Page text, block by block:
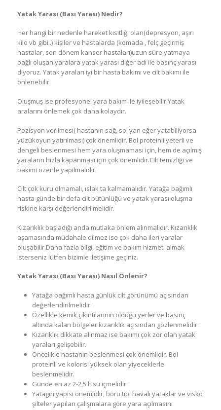
Yatak Yarası (Bası Yarası) Nedir?
Her hangi bir nedenle hareket kısıtlığı olan(depresyon, aşırı
kilo vb gibi..) kişiler ve hastalarda (komada , felç geçirmiş
hastalar, son dönem kanser hastaları)uzun süre yatmaya
bağlı oluşan yaralara yatak yarası diğer adı ile basınç yarası
diyoruz. Yatak yaraları iyi bir hasta bakımı ve cilt bakımı ile
önlenebilir.
Oluşmuş ise profesyonel yara bakım ile iyileşebilir.Yatak
aralarını önlemek çok daha kolaydır.
Pozisyon verilmesi( hastanın sağ, sol yan eğer yatabiliyorsa
yüzükoyun yatırılması) çok önemlidir. Bol proteinli yeterli ve
dengeli beslenmesi hem yara oluşmaması için, hem de açılmış
yaraların hızla kapanması için çok önemlidir.Cilt temizliği ve
bakımı özenle yapılmalıdır.
Cilt çok kuru olmamalı, ıslak ta kalmamalıdır. Yatağa bağımlı
hasta günde bir defa cilt bütünlüğü ve yatak yarası oluşma
riskine karşı değerlendirilmelidir.
Kızarıklık başladığı anda mutlaka önlem alınmalıdır. Kızarıklık
aşamasında müdahale dilmez ise çok daha ileri yaralar
oluşabilir.Daha fazla bilgi, eğitim ve bakım hizmeti almak
isterseniz lütfen bizimle iletişime geçiniz.
Yatak Yarası (Bası Yarası) Nasıl Önlenir?
Yatağa bağımlı hasta günlük cilt görünümü açısından
değerlendirilmelidir.
Özellikle kemik çıkıntılarının olduğu yerler ve basınç
altında kalan bölgeler kızarıklık açısından gözlenmelidir.
Kızarıklık dikkate alınmaz ise bakımı çok zor olan yatak
yaraları gelişebilir.
Öncelikle hastanın beslenmesi çok önemlidir. Bol
proteinli ve kolorisi yüksek olan yiyeceklerle
beslenmelidir.
Günde en az 2-2,5 lt su içmelidir.
Yatagın yapısı önemlidir, boru tipi havalı yataklar ve visko
şilteler yapılan çalışmalara göre yara açılmasını